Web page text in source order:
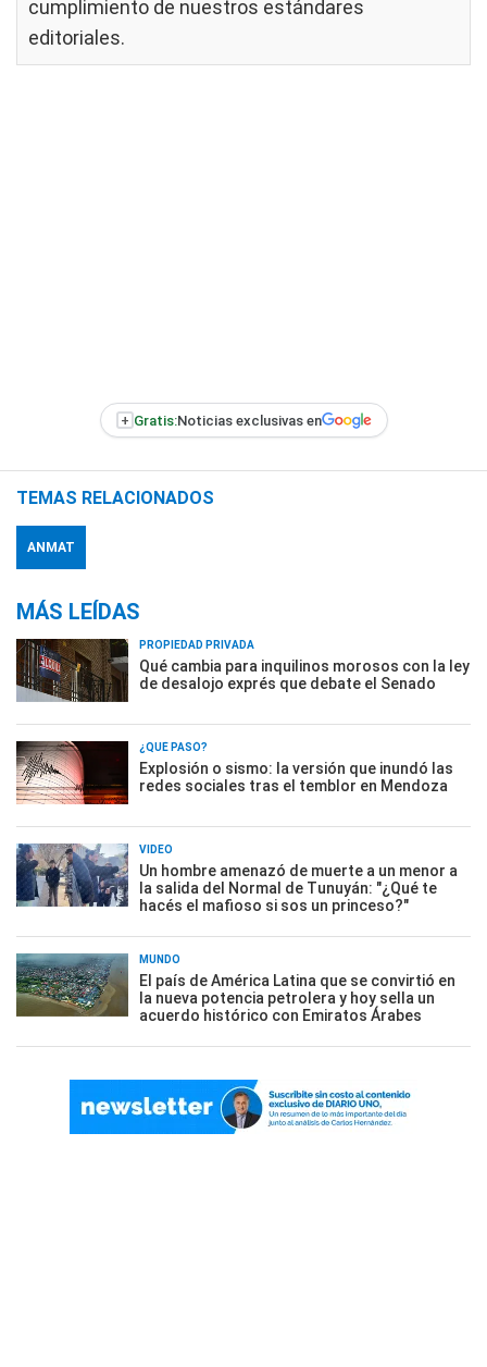
cumplimiento de nuestros estándares
editoriales.
+ Gratis:Noticias exclusivas en
TEMAS RELACIONADOS
ANMAT
MÁS LEÍDAS
PROPIEDAD PRIVADA
Qué cambia para inquilinos morosos con la ley
de desalojo exprés que debate el Senado
¿QUÉ PASÓ?
Explosión o sismo: la versión que inundó las
redes sociales tras el temblor en Mendoza
VIDEO
Un hombre amenazó de muerte a un menor a
la salida del Normal de Tunuyán: "¿Qué te
hacés el mafioso si sos un princeso?"
MUNDO
El país de América Latina que se convirtió en
la nueva potencia petrolera y hoy sella un
acuerdo histórico con Emiratos Árabes